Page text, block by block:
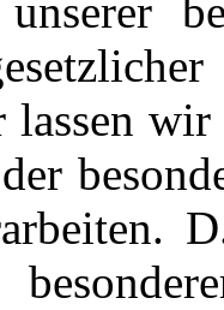
lassen